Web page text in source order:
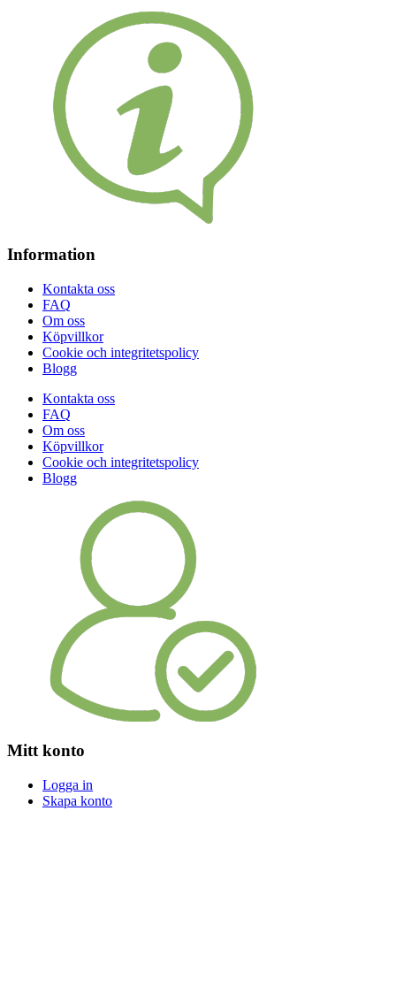
Information
Kontakta oss
FAQ
Om oss
Köpvillkor
Cookie och integritetspolicy
Blogg
Kontakta oss
FAQ
Om oss
Köpvillkor
Cookie och integritetspolicy
Blogg
Mitt konto
Logga in
Skapa konto